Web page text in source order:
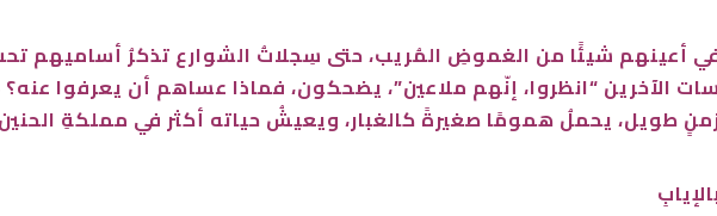
أعينهم شيئًا من الغموضِ المُريب، حتى سِجلاتُ الشوارع تذكرُ أساميهم
“انظروا، إنّهم ملاعين”، يضحكون، فماذا عساهم أن يعرفوا عنه؟
طويل، يحملُ همومًا صغيرةً كالغبار، ويعيشُ حياته أكثر في مملكةِ